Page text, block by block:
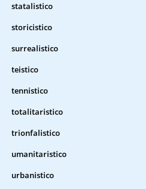
statalistico
storicistico
surrealistico
teistico
tennistico
totalitaristico
trionfalistico
umanitaristico
urbanistico